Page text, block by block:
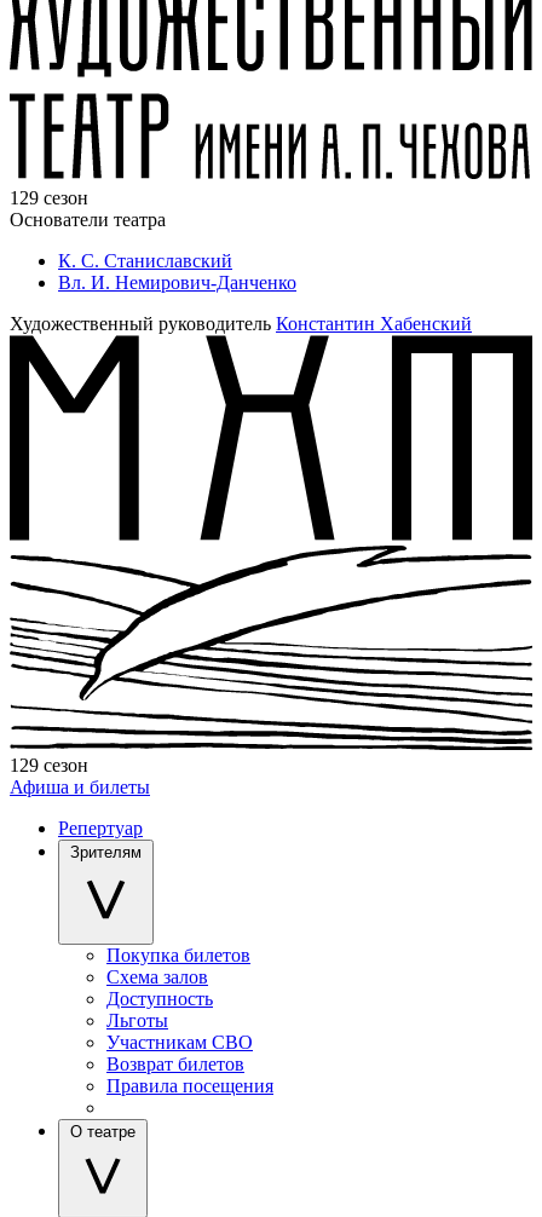
129 сезон
Основатели театра
К. С. Станиславский
Вл. И. Немирович-Данченко
Художественный руководитель Константин Хабенский
129 сезон
Афиша и билеты
Репертуар
Зрителям
Покупка билетов
Схема залов
Доступность
Льготы
Участникам СВО
Возврат билетов
Правила посещения
О театре